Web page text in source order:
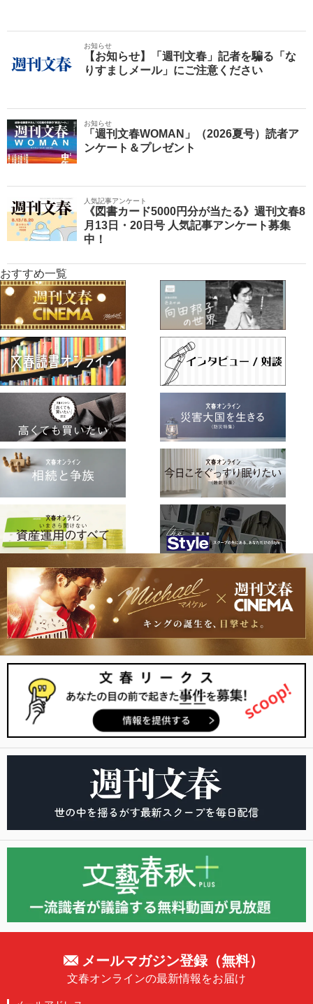
お知らせ
【お知らせ】「週刊文春」記者を騙る「な
りすましメール」にご注意ください
お知らせ
「週刊文春WOMAN」（2026夏号）読者ア
ンケート＆プレゼント
人気記事アンケート
《図書カード5000円分が当たる》週刊文春8
月13日・20日号 人気記事アンケート募集
中！
おすすめ一覧
メールマガジン登録（無料）
文春オンラインの最新情報をお届け